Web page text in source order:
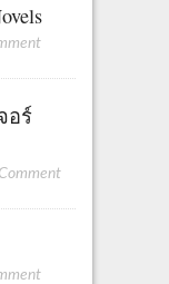
อร์